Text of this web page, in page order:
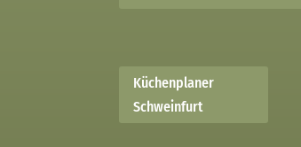
Küchenplaner
Schweinfurt